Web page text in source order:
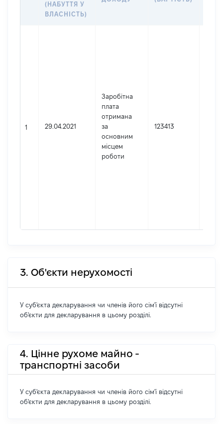
(НАБУТТЯ У
ВЛАСНІСТЬ)
1 29.04.2021
Заробітна
плата
отримана
за
основним
місцем
роботи
123413
3. Об'єкти нерухомості
У суб'єкта декларування чи членів його сім'ї відсутні
об'єкти для декларування в цьому розділі.
4. Цінне рухоме майно -
транспортні засоби
У суб'єкта декларування чи членів його сім'ї відсутні
об'єкти для декларування в цьому розділі.